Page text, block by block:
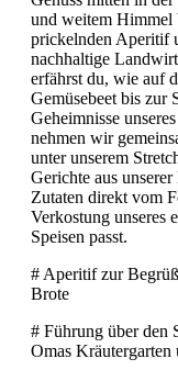
und weitem Himmel
prickelnden Aperitif
nachhaltige
erfährst du, wie auf
Gemüsebeet bis zur
Geheimnisse
nehmen wir
unter unserem
Gerichte aus
Zutaten direkt vom
Verkostung unseres
Speisen passt.
# Aperitif zur
Brote
# Führung über den
Omas